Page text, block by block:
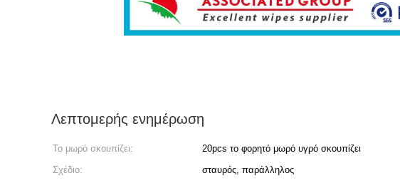
Λεπτομερής ενημέρωση
Το μωρό σκουπίζει: 20pcs το φορητό μωρό υγρό σκουπίζει
Σχέδιο:
σταυρός, παράλληλος